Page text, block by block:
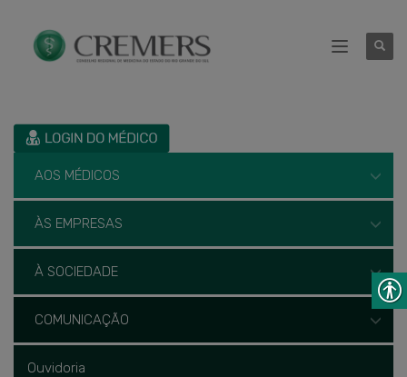
AOS MÉDICOS
ÀS EMPRESAS
À SOCIEDADE
COMUNICAÇÃO
Ouvidoria